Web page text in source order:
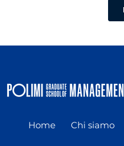
Home Chi siamo